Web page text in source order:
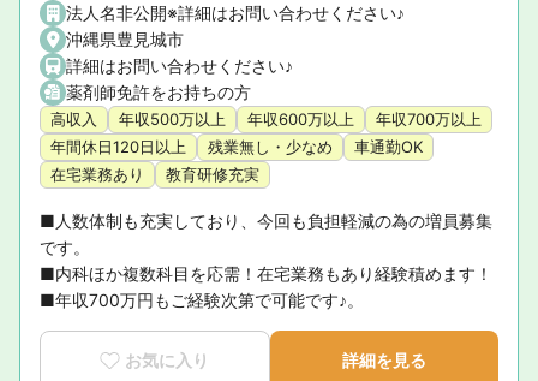
法人名非公開※詳細はお問い合わせください♪
沖縄県豊見城市
詳細はお問い合わせください♪
薬剤師免許をお持ちの方
高収入 年収500万以上 年収600万以上
年収700万以上
年間休日120日以上
残業無し・少なめ
車通勤OK
在宅業務あり
教育研修充実
■人数体制も充実しており、今回も負担軽減の為の増員募集
です。
■内科ほか複数科目を応需！在宅業務もあり経験積めます！
■年収700万円もご経験次第で可能です♪。
お気に入り 詳細を見る